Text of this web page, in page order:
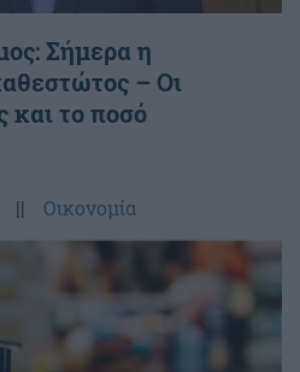
Σήμερα η
– Οι
και το ποσό
|| Οικονομία